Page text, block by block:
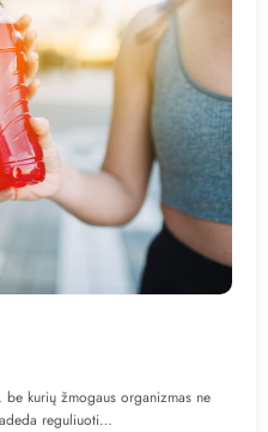
kurių žmogaus organizmas ne
reguliuoti…